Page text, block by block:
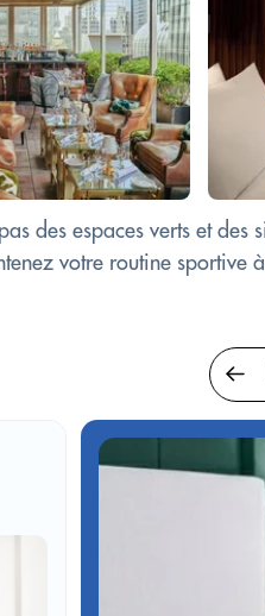
des espaces verts et des
votre routine sportive